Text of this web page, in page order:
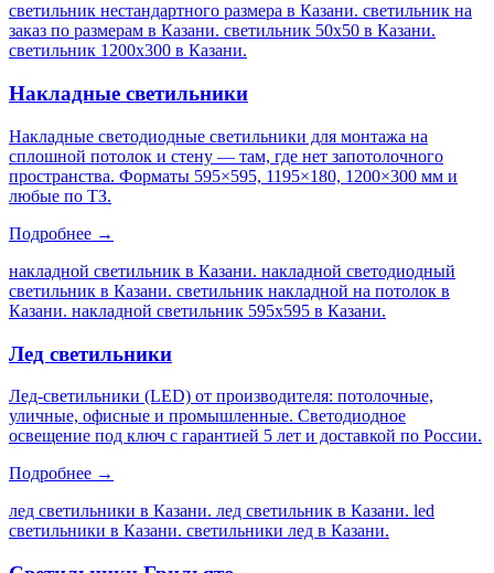
светильник нестандартного размера в Казани. светильник на
заказ по размерам в Казани. светильник 50х50 в Казани.
светильник 1200х300 в Казани.
Накладные светильники
Накладные светодиодные светильники для монтажа на
сплошной потолок и стену — там, где нет запотолочного
пространства. Форматы 595×595, 1195×180, 1200×300 мм и
любые по ТЗ.
Подробнее →
накладной светильник в Казани. накладной светодиодный
светильник в Казани. светильник накладной на потолок в
Казани. накладной светильник 595х595 в Казани.
Лед светильники
Лед-светильники (LED) от производителя: потолочные,
уличные, офисные и промышленные. Светодиодное
освещение под ключ с гарантией 5 лет и доставкой по России.
Подробнее →
лед светильники в Казани. лед светильник в Казани. led
светильники в Казани. светильники лед в Казани.